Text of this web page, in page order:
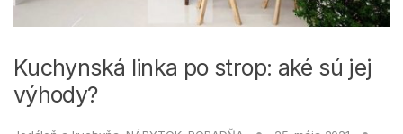
Kuchynská linka po strop: aké sú jej
výhody?